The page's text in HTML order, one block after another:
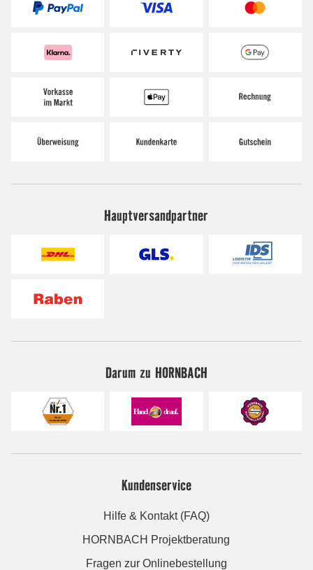
Hauptversandpartner
Darum zu HORNBACH
Kundenservice
Hilfe & Kontakt (FAQ)
HORNBACH Projektberatung
Fragen zur Onlinebestellung